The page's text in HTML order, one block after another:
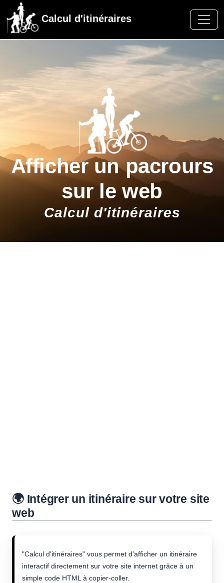
Calcul d'itinéraires
Afficher un pacrours
sur le web
Calcul d'itinéraires
🌍 Intégrer un itinéraire sur votre site
web
"Calcul d'itinéraires" vous permet d’afficher un itinéraire
interactif directement sur votre site internet grâce à un
simple code HTML à copier-coller.